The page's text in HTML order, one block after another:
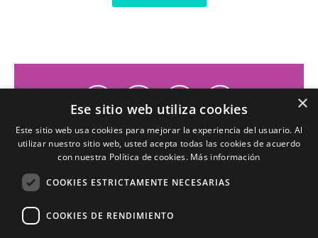
×
Ese sitio web utiliza cookies
Este sitio web usa cookies para mejorar la experiencia del usuario. Al
utilizar nuestro sitio web, usted acepta todas las cookies de acuerdo
con nuestra Política de cookies. Más información
COOKIES ESTRICTAMENTE NECESARIAS
COOKIES DE RENDIMIENTO